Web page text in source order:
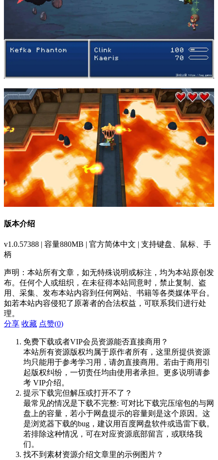
版本介绍
v1.0.57388 | 容量880MB | 官方简体中文 | 支持键盘、鼠标、手
柄
声明：本站所有文章，如无特殊说明或标注，均为本站原创发
布。任何个人或组织，在未征得本站同意时，禁止复制、盗
用、采集、发布本站内容到任何网站、书籍等各类媒体平台。
如若本站内容侵犯了原著者的合法权益，可联系我们进行处
理。
分享 收藏 点赞(0)
免费下载或者VIP会员资源能否直接商用？
本站所有资源版权均属于原作者所有，这里所提供资源
均只能用于参考学习用，请勿直接商用。若由于商用引
起版权纠纷，一切责任均由使用者承担。更多说明请参
考 VIP介绍。
提示下载完但解压或打开不了？
最常见的情况是下载不完整: 可对比下载完压缩包的与网
盘上的容量，若小于网盘提示的容量则是这个原因。这
是浏览器下载的bug，建议用百度网盘软件或迅雷下载。
若排除这种情况，可在对应资源底部留言，或联络我
们。
找不到素材资源介绍文章里的示例图片？